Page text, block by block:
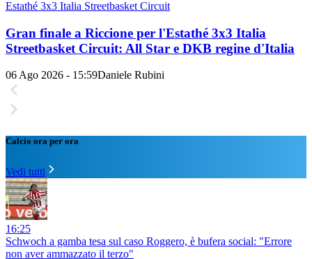
Estathé 3x3 Italia Streetbasket Circuit
Gran finale a Riccione per l'Estathé 3x3 Italia
Streetbasket Circuit: All Star e DKB regine d'Italia
06 Ago 2026 - 15:59Daniele Rubini
Calcio ora per ora
Vedi tutti
16:25
Schwoch a gamba tesa sul caso Roggero, è bufera social: "Errore
non aver ammazzato il terzo"